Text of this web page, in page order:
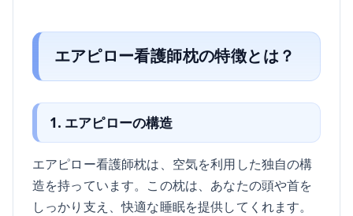
エアピロー看護師枕の特徴とは？
1. エアピローの構造
エアピロー看護師枕は、空気を利用した独自の構
造を持っています。この枕は、あなたの頭や首を
しっかり支え、快適な睡眠を提供してくれます。